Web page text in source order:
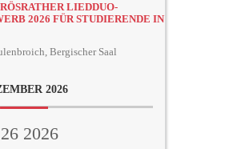
LIEDDUO-
2026 FÜR STUDIERENDE IN
Bergischer Saal
2026
2026